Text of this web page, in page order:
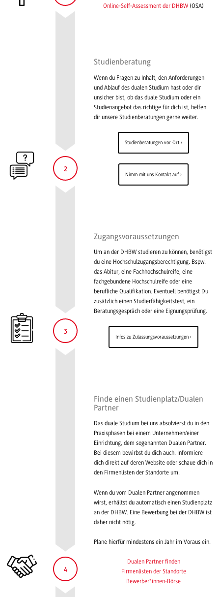
Online-Self-Assessment der DHBW (OSA)
2
Studienberatung
Wenn du Fragen zu Inhalt, den Anforderungen
und Ablauf des dualen Studium hast oder dir
unsicher bist, ob das duale Studium oder ein
Studienangebot das richtige für dich ist, helfen
dir unsere Studienberatungen gerne weiter.
Studienberatungen vor Ort
Nimm mit uns Kontakt auf
3
Zugangsvoraussetzungen
Um an der DHBW studieren zu können, benötigst
du eine Hochschulzugangsberechtigung. Bspw.
das Abitur, eine Fachhochschulreife, eine
fachgebundene Hochschulreife oder eine
berufliche Qualifikation. Eventuell benötigst Du
zusätzlich einen Studierfähigkeitstest, ein
Beratungsgespräch oder eine Eignungsprüfung.
Infos zu Zulassungsvoraussetzungen
4
Finde einen Studienplatz/Dualen
Partner
Das duale Studium bei uns absolvierst du in den
Praxisphasen bei einem Unternehmen/einer
Einrichtung, dem sogenannten Dualen Partner.
Bei diesem bewirbst du dich auch. Informiere
dich direkt auf deren Website oder schaue dich in
den Firmenlisten der Standorte um.
Wenn du vom Dualen Partner angenommen
wirst, erhältst du automatisch einen Studienplatz
an der DHBW. Eine Bewerbung bei der DHBW ist
daher nicht nötig.
Plane hierfür mindestens ein Jahr im Voraus ein.
Dualen Partner finden
Firmenlisten der Standorte
Bewerber*innen-Börse